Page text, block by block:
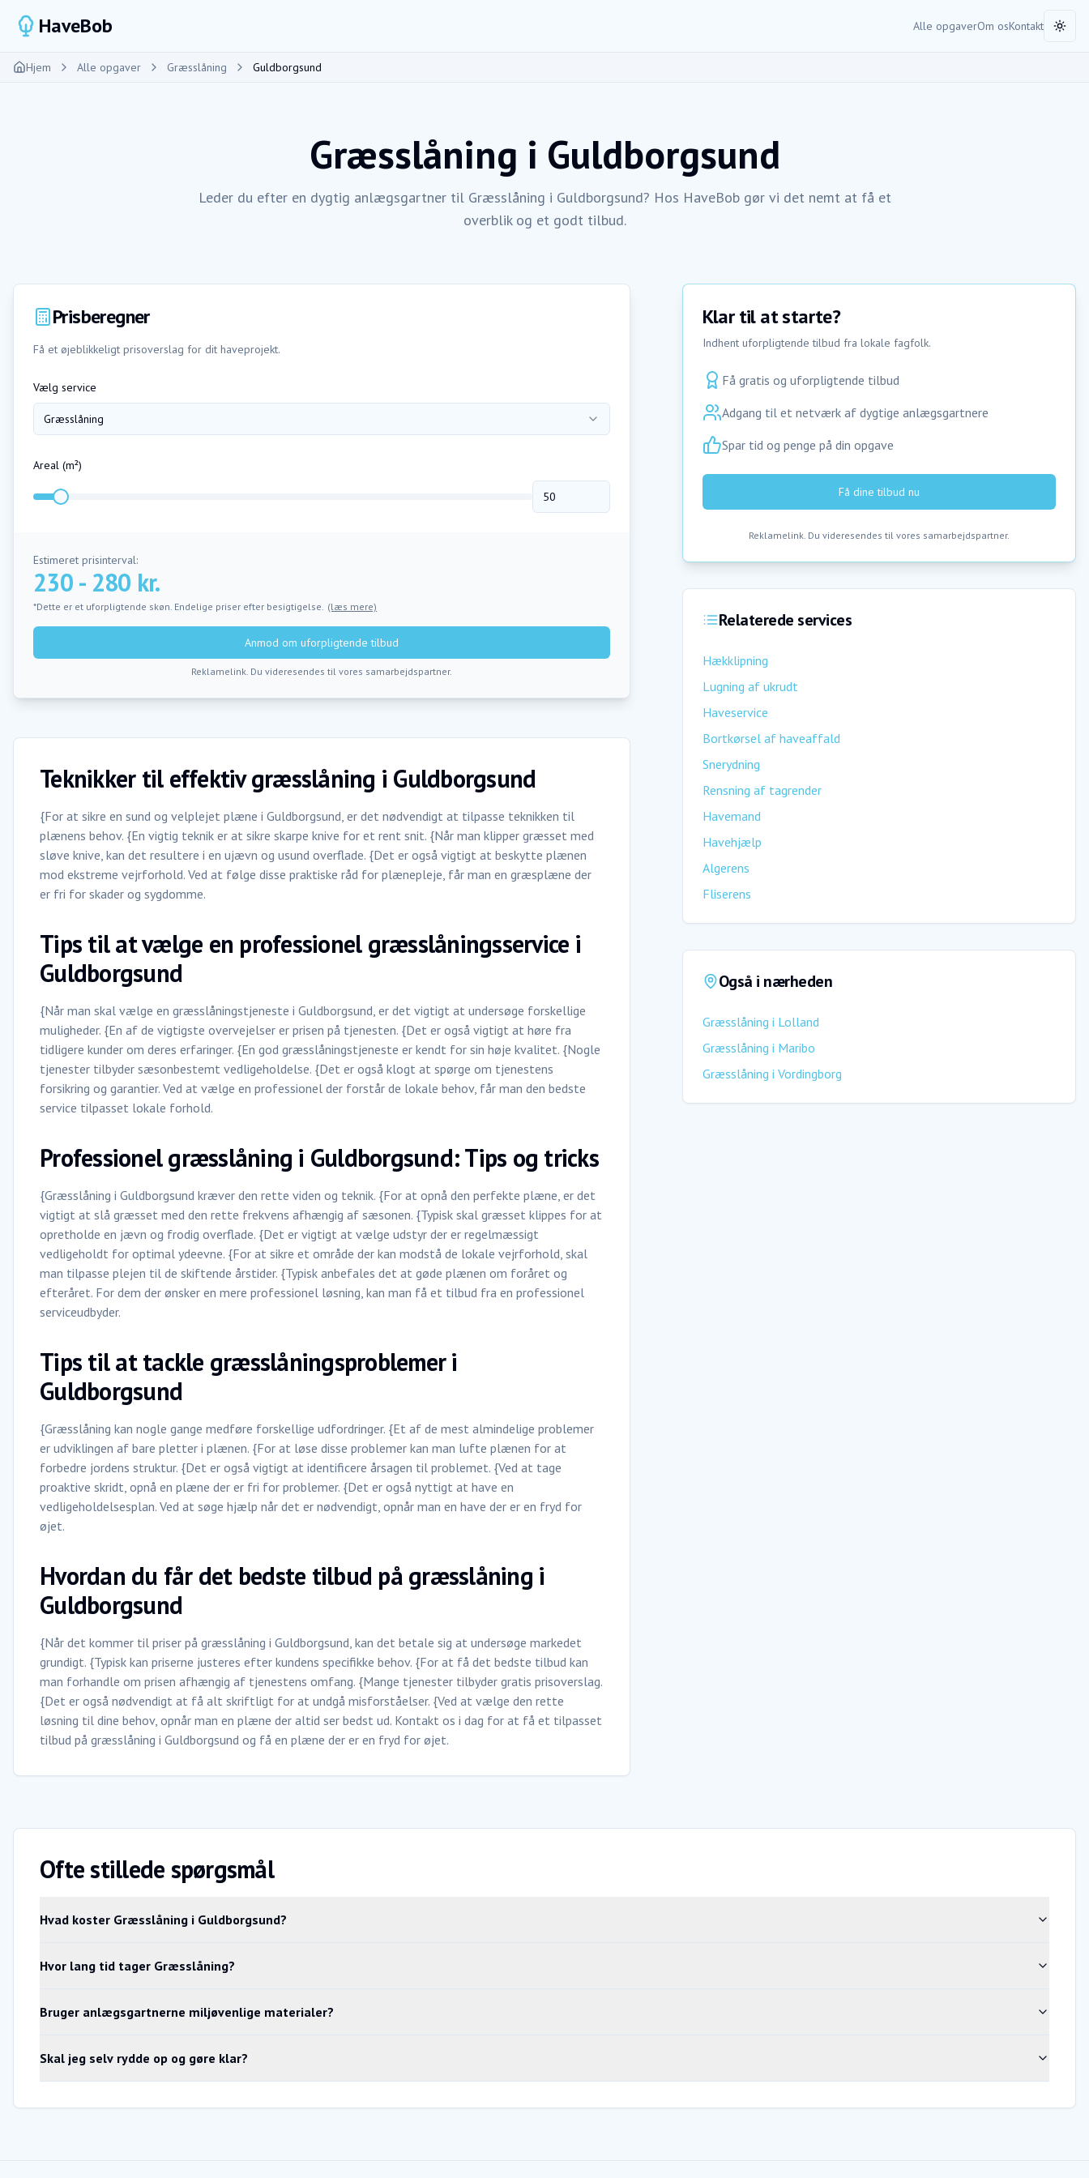
HaveBob Alle opgaverOm osKontakt
Hjem Alle opgaver Græsslåning Guldborgsund
Græsslåning i Guldborgsund
Leder du efter en dygtig anlægsgartner til Græsslåning i Guldborgsund? Hos HaveBob gør vi det nemt at få et
overblik og et godt tilbud.
Prisberegner
Få et øjeblikkeligt prisoverslag for dit haveprojekt.
Vælg service
Græsslåning
Areal (m²)
Estimeret prisinterval:
230 - 280 kr.
*Dette er et uforpligtende skøn. Endelige priser efter besigtigelse. (læs mere)
Anmod om uforpligtende tilbud
Reklamelink. Du videresendes til vores samarbejdspartner.
Teknikker til effektiv græsslåning i Guldborgsund
{For at sikre en sund og velplejet plæne i Guldborgsund, er det nødvendigt at tilpasse teknikken til
plænens behov. {En vigtig teknik er at sikre skarpe knive for et rent snit. {Når man klipper græsset med
sløve knive, kan det resultere i en ujævn og usund overflade. {Det er også vigtigt at beskytte plænen
mod ekstreme vejrforhold. Ved at følge disse praktiske råd for plænepleje, får man en græsplæne der
er fri for skader og sygdomme.
Tips til at vælge en professionel græsslåningsservice i
Guldborgsund
{Når man skal vælge en græsslåningstjeneste i Guldborgsund, er det vigtigt at undersøge forskellige
muligheder. {En af de vigtigste overvejelser er prisen på tjenesten. {Det er også vigtigt at høre fra
tidligere kunder om deres erfaringer. {En god græsslåningstjeneste er kendt for sin høje kvalitet. {Nogle
tjenester tilbyder sæsonbestemt vedligeholdelse. {Det er også klogt at spørge om tjenestens
forsikring og garantier. Ved at vælge en professionel der forstår de lokale behov, får man den bedste
service tilpasset lokale forhold.
Professionel græsslåning i Guldborgsund: Tips og tricks
{Græsslåning i Guldborgsund kræver den rette viden og teknik. {For at opnå den perfekte plæne, er det
vigtigt at slå græsset med den rette frekvens afhængig af sæsonen. {Typisk skal græsset klippes for at
opretholde en jævn og frodig overflade. {Det er vigtigt at vælge udstyr der er regelmæssigt
vedligeholdt for optimal ydeevne. {For at sikre et område der kan modstå de lokale vejrforhold, skal
man tilpasse plejen til de skiftende årstider. {Typisk anbefales det at gøde plænen om foråret og
efteråret. For dem der ønsker en mere professionel løsning, kan man få et tilbud fra en professionel
serviceudbyder.
Tips til at tackle græsslåningsproblemer i
Guldborgsund
{Græsslåning kan nogle gange medføre forskellige udfordringer. {Et af de mest almindelige problemer
er udviklingen af bare pletter i plænen. {For at løse disse problemer kan man lufte plænen for at
forbedre jordens struktur. {Det er også vigtigt at identificere årsagen til problemet. {Ved at tage
proaktive skridt, opnå en plæne der er fri for problemer. {Det er også nyttigt at have en
vedligeholdelsesplan. Ved at søge hjælp når det er nødvendigt, opnår man en have der er en fryd for
øjet.
Hvordan du får det bedste tilbud på græsslåning i
Guldborgsund
{Når det kommer til priser på græsslåning i Guldborgsund, kan det betale sig at undersøge markedet
grundigt. {Typisk kan priserne justeres efter kundens specifikke behov. {For at få det bedste tilbud kan
man forhandle om prisen afhængig af tjenestens omfang. {Mange tjenester tilbyder gratis prisoverslag.
{Det er også nødvendigt at få alt skriftligt for at undgå misforståelser. {Ved at vælge den rette
løsning til dine behov, opnår man en plæne der altid ser bedst ud. Kontakt os i dag for at få et tilpasset
tilbud på græsslåning i Guldborgsund og få en plæne der er en fryd for øjet.
Klar til at starte?
Indhent uforpligtende tilbud fra lokale fagfolk.
Få gratis og uforpligtende tilbud
Adgang til et netværk af dygtige anlægsgartnere
Spar tid og penge på din opgave
Få dine tilbud nu
Reklamelink. Du videresendes til vores samarbejdspartner.
Relaterede services
Hækklipning
Lugning af ukrudt
Haveservice
Bortkørsel af haveaffald
Snerydning
Rensning af tagrender
Havemand
Havehjælp
Algerens
Fliserens
Også i nærheden
Græsslåning i Lolland
Græsslåning i Maribo
Græsslåning i Vordingborg
Ofte stillede spørgsmål
Hvad koster Græsslåning i Guldborgsund?
Hvor lang tid tager Græsslåning?
Bruger anlægsgartnerne miljøvenlige materialer?
Skal jeg selv rydde op og gøre klar?